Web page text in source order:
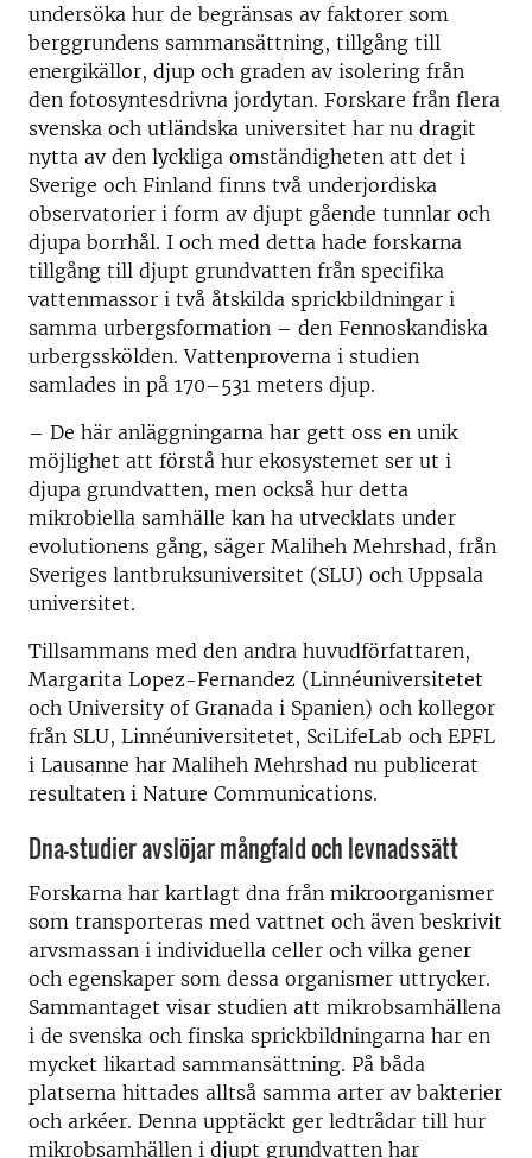
undersöka hur de begränsas av faktorer som
berggrundens sammansättning, tillgång till
energikällor, djup och graden av isolering från
den fotosyntesdrivna jordytan. Forskare från flera
svenska och utländska universitet har nu dragit
nytta av den lyckliga omständigheten att det i
Sverige och Finland finns två underjordiska
observatorier i form av djupt gående tunnlar och
djupa borrhål. I och med detta hade forskarna
tillgång till djupt grundvatten från specifika
vattenmassor i två åtskilda sprickbildningar i
samma urbergsformation – den Fennoskandiska
urbergsskölden. Vattenproverna i studien
samlades in på 170–531 meters djup.
– De här anläggningarna har gett oss en unik
möjlighet att förstå hur ekosystemet ser ut i
djupa grundvatten, men också hur detta
mikrobiella samhälle kan ha utvecklats under
evolutionens gång, säger Maliheh Mehrshad, från
Sveriges lantbruksuniversitet (SLU) och Uppsala
universitet.
Tillsammans med den andra huvudförfattaren,
Margarita Lopez-Fernandez (Linnéuniversitetet
och University of Granada i Spanien) och kollegor
från SLU, Linnéuniversitetet, SciLifeLab och EPFL
i Lausanne har Maliheh Mehrshad nu publicerat
resultaten i Nature Communications.
Dna-studier avslöjar mångfald och levnadssätt
Forskarna har kartlagt dna från mikroorganismer
som transporteras med vattnet och även beskrivit
arvsmassan i individuella celler och vilka gener
och egenskaper som dessa organismer uttrycker.
Sammantaget visar studien att mikrobsamhällena
i de svenska och finska sprickbildningarna har en
mycket likartad sammansättning. På båda
platserna hittades alltså samma arter av bakterier
och arkéer. Denna upptäckt ger ledtrådar till hur
mikrobsamhällen i djupt grundvatten har